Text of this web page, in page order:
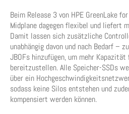
Beim Release 3 von HPE GreenLake
Midplane dagegen flexibel und liefert
Damit lassen sich zusätzliche
unabhängig davon und nach Bedarf –
JBOFs hinzufügen, um mehr Kapazität
bereitzustellen. Alle Speicher-SSDs
über ein
sodass keine Silos entstehen und
kompensiert werden können.